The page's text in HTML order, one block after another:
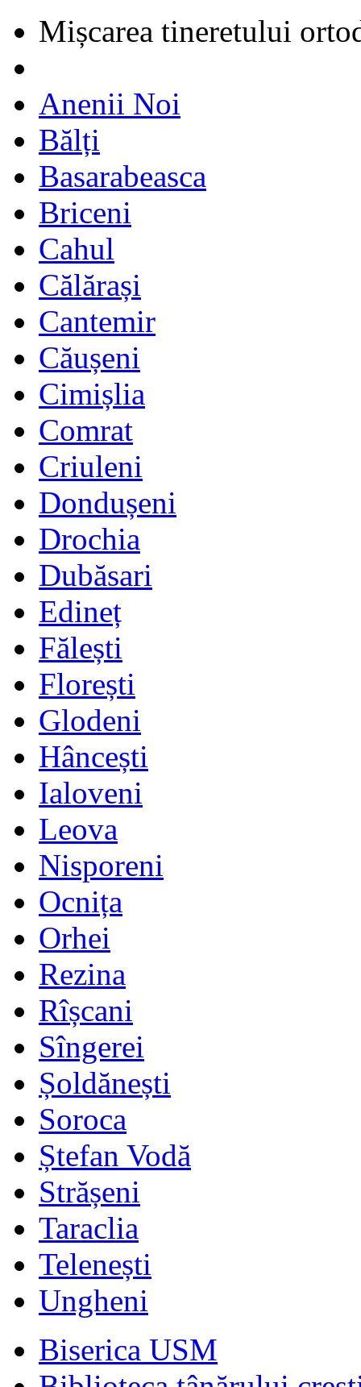
Mișcarea tineretului
Anenii Noi
Bălți
Basarabeasca
Briceni
Cahul
Călărași
Cantemir
Căușeni
Cimișlia
Comrat
Criuleni
Dondușeni
Drochia
Dubăsari
Edineț
Fălești
Florești
Glodeni
Hâncești
Ialoveni
Leova
Nisporeni
Ocnița
Orhei
Rezina
Rîșcani
Sîngerei
Șoldănești
Soroca
Ștefan Vodă
Strășeni
Taraclia
Telenești
Ungheni
Biserica USM